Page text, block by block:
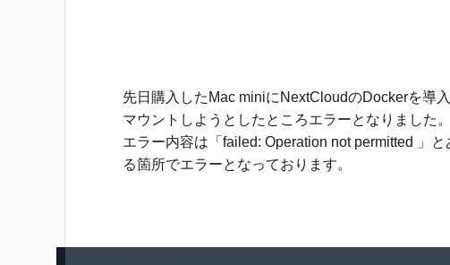
先日購入したMac miniにNextCloudのDockerを導
マウントしようとしたところエラーとなりました。
エラー内容は「 failed: Operation not permitted
」
る箇所でエラーとなっております。